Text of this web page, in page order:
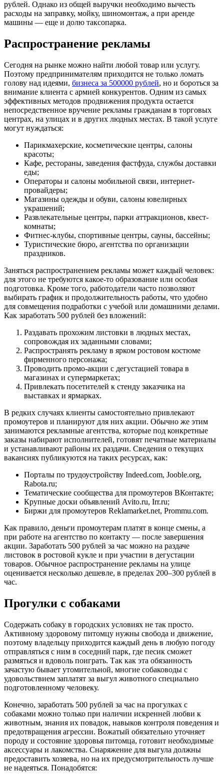
рублей. Однако из общей выручки необходимо вычесть
расходы на заправку, мойку, шиномонтаж, а при аренде
машины — еще и долю таксопарка.
Распространение рекламы
Сегодня на рынке можно найти любой товар или услугу.
Поэтому предпринимателям приходится не только ломать
голову над идеями, бизнеса за 500000 рублей, но и бороться за
внимание клиента с армией конкурентов. Одним из самых
эффективных методов продвижения продукта остается
непосредственное вручение рекламы гражданам в торговых
центрах, на улицах и в других людных местах. В такой услуге
могут нуждаться:
Парикмахерские, косметические центры, салоны
красоты;
Кафе, рестораны, заведения фастфуда, службы доставки
еды;
Операторы и салоны мобильной связи, интернет-
провайдеры;
Магазины одежды и обуви, салоны ювелирных
украшений;
Развлекательные центры, парки аттракционов, квест-
комнаты;
Фитнес-клубы, спортивные центры, сауны, бассейны;
Туристические бюро, агентства по организации
праздников.
Заняться распространением рекламы может каждый человек:
для этого не требуются какое-то образование или особая
подготовка. Кроме того, работодатели часто позволяют
выбирать график и продолжительность работы, что удобно
для совмещения подработки с учебой или домашними делами.
Как заработать 500 рублей без вложений:
Раздавать прохожим листовки в людных местах,
сопровождая их заданными словами;
Распространять рекламу в ярком ростовом костюме
фирменного персонажа;
Проводить промо-акции с дегустацией товара в
магазинах и супермаркетах;
Привлекать посетителей к стенду заказчика на
выставках и ярмарках.
В редких случаях клиенты самостоятельно привлекают
промоутеров и планируют для них акции. Обычно же этим
занимаются рекламные агентства, которые под конкретные
заказы набирают исполнителей, готовят печатные материалы
и устанавливают районы их раздачи. Сведения о текущих
вакансиях публикуются на таких ресурсах, как:
Порталы по трудоустройству Indeed.com, Jooble.org,
Rabota.ru;
Тематические сообщества для промоутеров ВКонтакте;
Крупные доски объявлений Avito.ru, Irr.ru;
Биржи для промоутеров Reklamarket.net, Prommu.com.
Как правило, деньги промоутерам платят в конце смены, а
при работе на агентство по контакту — после завершения
акции. Заработать 500 рублей за час можно на раздаче
листовок в ростовой кукле и при участии в дегустации
товаров. Обычное распространение рекламы на улице
оценивается несколько дешевле, в пределах 200–300 рублей в
час.
Прогулки с собаками
Содержать собаку в городских условиях не так просто.
Активному здоровому питомцу нужны свобода и движение,
поэтому владельцу приходится каждый день в любую погоду
отправляться с ним в соседний парк, где песик сможет
размяться и вдоволь поиграть. Так как эта обязанность
зачастую бывает утомительной, многие собаководы с
удовольствием заплатят за выгул животного специально
подготовленному человеку.
Конечно, заработать 500 рублей за час на прогулках с
собаками можно только при наличии искренней любви к
животным, знания их повадок, навыков контроля поведения и
предотвращения агрессии. Вожатый обязательно уточняет
породу и состояние здоровья питомца, готовит необходимые
аксессуары и лакомства. Снаряжение для выгула должны
предоставить хозяева, но на их предусмотрительность лучше
не надеяться. Понадобятся: